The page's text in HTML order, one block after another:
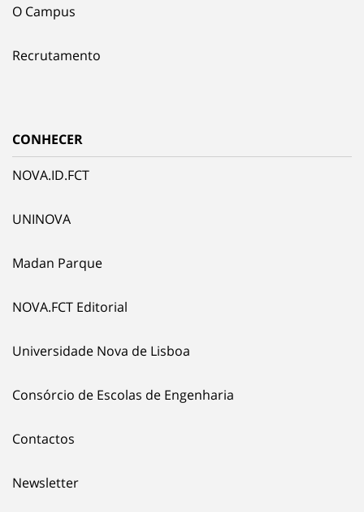
O Campus
Recrutamento
CONHECER
NOVA.ID.FCT
UNINOVA
Madan Parque
NOVA.FCT Editorial
Universidade Nova de Lisboa
Consórcio de Escolas de Engenharia
Contactos
Newsletter